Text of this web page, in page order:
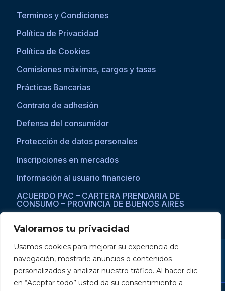
Valoramos tu privacidad
Usamos cookies para mejorar su experiencia de
navegación, mostrarle anuncios o contenidos
personalizados y analizar nuestro tráfico. Al hacer clic
en “Aceptar todo” usted da su consentimiento a
Terminos y Condiciones
Política de Privacidad
Política de Cookies
Comisiones máximas, cargos y tasas
Prácticas Bancarias
Contrato de adhesión
Defensa del consumidor
Protección de datos personales
Inscripciones en mercados
Información al usuario financiero
ACUERDO PAC – CARTERA PRENDARIA DE
CONSUMO – PROVINCIA DE BUENOS AIRES
Si asistís a una persona con dificultades visuales para acceder a la
web, por favor ingresar a través del explorador Microsoft Edge,
donde se habilita la opción de reproducción de texto a voz